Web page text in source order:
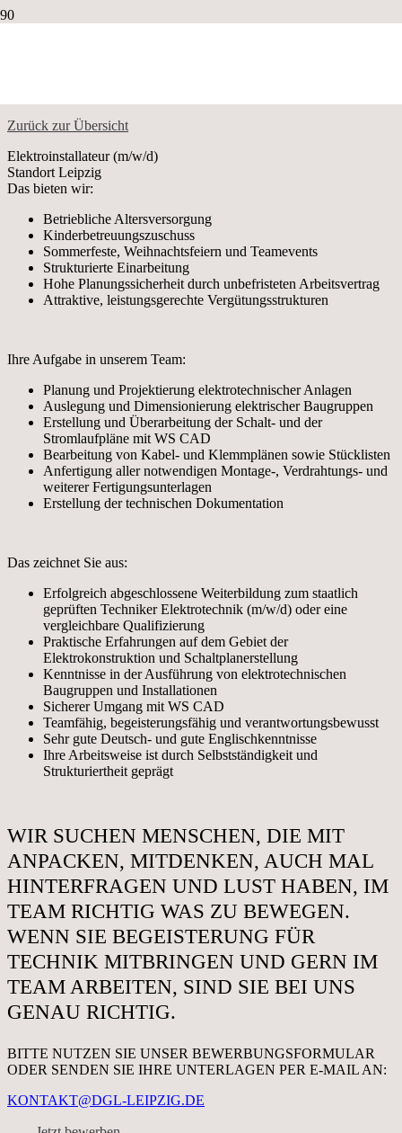
Zurück zur Übersicht
Elektroinstallateur (m/w/d)
Standort Leipzig
Das bieten wir:
Betriebliche Altersversorgung
Kinderbetreuungszuschuss
Sommerfeste, Weihnachtsfeiern und Teamevents
Strukturierte Einarbeitung
Hohe Planungssicherheit durch unbefristeten Arbeitsvertrag
Attraktive, leistungsgerechte Vergütungsstrukturen
Ihre Aufgabe in unserem Team:
Planung und Projektierung elektrotechnischer Anlagen
Auslegung und Dimensionierung elektrischer Baugruppen
Erstellung und Überarbeitung der Schalt- und der
Stromlaufpläne mit WS CAD
Bearbeitung von Kabel- und Klemmplänen sowie Stücklisten
Anfertigung aller notwendigen Montage-, Verdrahtungs- und
weiterer Fertigungsunterlagen
Erstellung der technischen Dokumentation
Das zeichnet Sie aus:
Erfolgreich abgeschlossene Weiterbildung zum staatlich
geprüften Techniker Elektrotechnik (m/w/d) oder eine
vergleichbare Qualifizierung
Praktische Erfahrungen auf dem Gebiet der
Elektrokonstruktion und Schaltplanerstellung
Kenntnisse in der Ausführung von elektrotechnischen
Baugruppen und Installationen
Sicherer Umgang mit WS CAD
Teamfähig, begeisterungsfähig und verantwortungsbewusst
Sehr gute Deutsch- und gute Englischkenntnisse
Ihre Arbeitsweise ist durch Selbstständigkeit und
Strukturiertheit geprägt
WIR SUCHEN MENSCHEN, DIE MIT
ANPACKEN, MITDENKEN, AUCH MAL
HINTERFRAGEN UND LUST HABEN, IM
TEAM RICHTIG WAS ZU BEWEGEN.
WENN SIE BEGEISTERUNG FÜR
TECHNIK MITBRINGEN UND GERN IM
TEAM ARBEITEN, SIND SIE BEI UNS
GENAU RICHTIG.
BITTE NUTZEN SIE UNSER BEWERBUNGSFORMULAR
ODER SENDEN SIE IHRE UNTERLAGEN PER E-MAIL AN:
KONTAKT@DGL-LEIPZIG.DE